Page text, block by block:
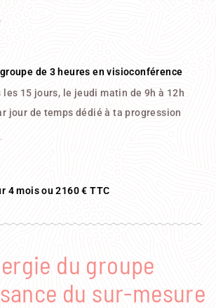
de 3 heures en visioconférence
les 15 jours, le jeudi matin de 9h à 12h
jour de temps dédié à ta progression
4 mois ou 2160 € TTC
du groupe
du sur-mesure